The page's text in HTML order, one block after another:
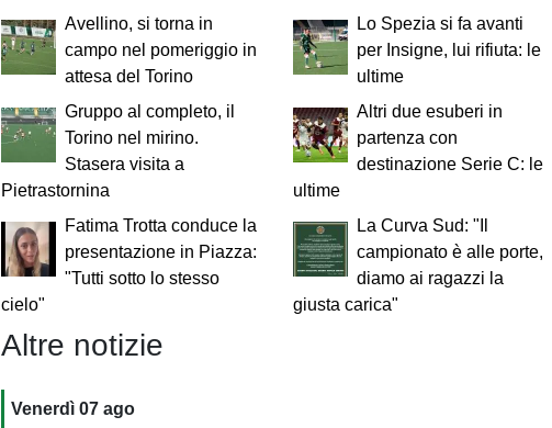
Avellino, si torna in
campo nel pomeriggio in
attesa del Torino
Lo Spezia si fa avanti
per Insigne, lui rifiuta: le
ultime
Gruppo al completo, il
Torino nel mirino.
Stasera visita a
Pietrastornina
Altri due esuberi in
partenza con
destinazione Serie C: le
ultime
Fatima Trotta conduce la
presentazione in Piazza:
"Tutti sotto lo stesso
cielo"
La Curva Sud: "Il
campionato è alle porte,
diamo ai ragazzi la
giusta carica"
Altre notizie
Venerdì 07 ago